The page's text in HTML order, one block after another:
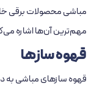
مباشی محصولات برقی
مهم‌ترین آن‌ها اشاره
قهوه ‌سازها
قهوه ‌سازهای مباشی به